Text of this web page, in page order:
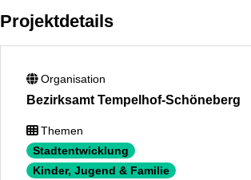
Projektdetails
Organisation
Bezirksamt Tempelhof-Schöneberg
Themen
Stadtentwicklung
Kinder, Jugend & Familie